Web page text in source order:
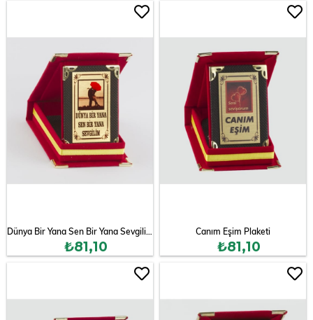
₺81,10
Canım Eşim Plaketi
₺81,10